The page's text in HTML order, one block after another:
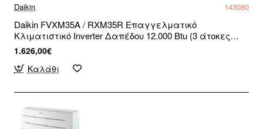
Daikin 143080
Daikin FVXM35A / RXM35R Επαγγελματικό
Κλιματιστικό Inverter Δαπέδου 12.000 Btu (3 άτοκες
δόσεις)
1.626,00€
Καλάθι